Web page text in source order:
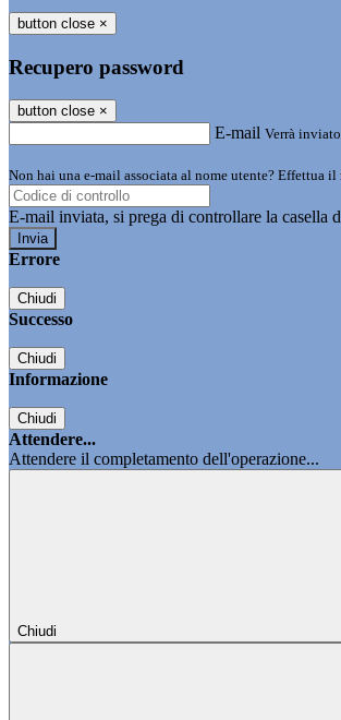
button close ×
Recupero password
button close ×
E-mail Verrà
Non hai una e-mail associata al nome utente? Effettua
E-mail inviata, si prega di controllare la casella
Errore
Chiudi
Successo
Chiudi
Informazione
Chiudi
Attendere...
Attendere il completamento dell'operazione...
Chiudi